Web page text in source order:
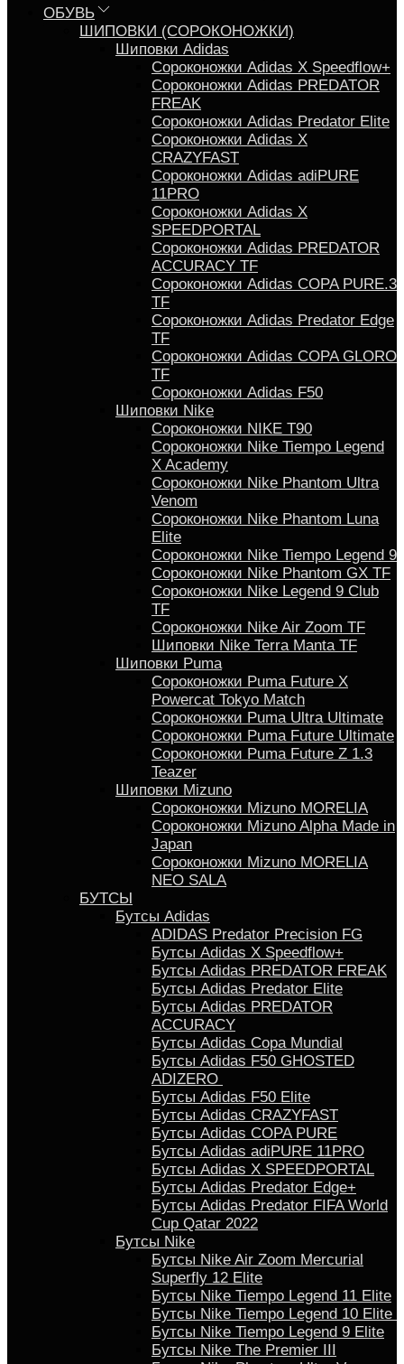
ОБУВЬ
ШИПОВКИ (СОРОКОНОЖКИ)
Шиповки Adidas
Сороконожки Аdidas X Speedflow+
Сороконожки Adidas PREDATOR
FREAK
Сороконожки Adidas Predator Elite
Сороконожки Adidas X
CRAZYFAST
Сороконожки Adidas adiPURE
11PRO
Сороконожки Аdidas X
SPEEDPORTAL
Сороконожки Adidas PREDATOR
ACCURACY TF
Сороконожки Adidas COPA PURE.3
TF
Сороконожки Аdidas Predator Edge
TF
Сороконожки Adidas COPA GLORO
TF
Сороконожки Adidas F50
Шиповки Nike
Сороконожки NIKE T90
Сороконожки Nike Tiempo Legend
X Academy
Сороконожки Nike Phantom Ultra
Venom
Сороконожки Nike Phantom Luna
Elite
Сороконожки Nike Tiempo Legend 9
Сороконожки Nike Phantom GX TF
Сороконожки Nike Legend 9 Club
TF
Сороконожки Nike Air Zoom TF
Шиповки Nike Terra Manta TF
Шиповки Puma
Сороконожки Puma Future X
Powercat Tokyo Match
Сороконожки Puma Ultra Ultimate
Сороконожки Puma Future Ultimate
Сороконожки Puma Future Z 1.3
Teazer
Шиповки Mizuno
Сороконожки Mizuno MORELIA
Сороконожки Mizuno Alpha Made in
Japan
Сороконожки Mizuno MORELIA
NEO SALA
БУТСЫ
Бутсы Adidas
ADIDAS Predator Precision FG
Бутсы Аdidas X Speedflow+
Бутсы Adidas PREDATOR FREAK
Бутсы Adidas Predator Elite
Бутсы Adidas PREDATOR
ACCURACY
Бутсы Adidas Copa Mundial
Бутсы Аdidas F50 GHOSTED
ADIZERO
Бутсы Adidas F50 Elite
Бутсы Adidas CRAZYFAST
Бутсы Adidas COPA PURE
Бутсы Adidas adiPURE 11PRO
Бутсы Аdidas X SPEEDPORTAL
Бутсы Аdidas Predator Edge+
Бутсы Аdidas Predator FIFA World
Cup Qatar 2022
Бутсы Nike
Бутсы Nike Air Zoom Mercurial
Superfly 12 Elite
Бутсы Nike Tiempo Legend 11 Elite
Бутсы Nike Tiempo Legend 10 Elite
Бутсы Nike Tiempo Legend 9 Elite
Бутсы Nike The Premier III